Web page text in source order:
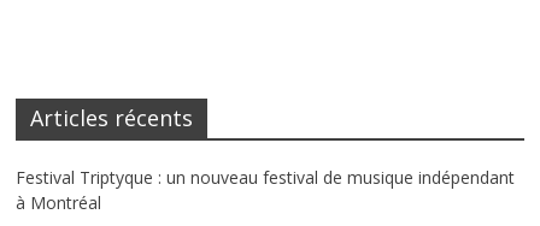
Articles récents
Festival Triptyque : un nouveau festival de musique indépendant
à Montréal